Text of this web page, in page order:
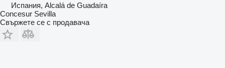
Испания, Alcalá de Guadaíra
Concesur Sevilla
Свържете се с продавача